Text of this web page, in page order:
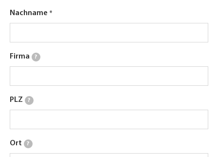
Nachname
Firma ?
PLZ ?
Ort ?